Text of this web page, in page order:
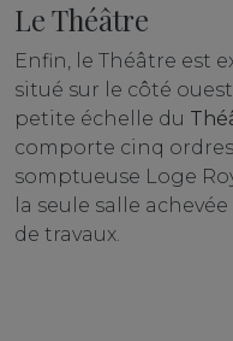
Le Théâtre
Enfin, le Théâtre est
situé sur le côté
petite échelle du
comporte cinq
somptueuse Loge
la seule salle
de travaux.